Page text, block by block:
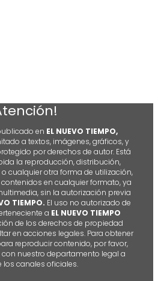
en EL NUEVO TIEMPO,
a textos, imágenes, gráficos, y
por derechos de autor. Está
la reproducción, distribución,
cualquier otra forma de utilización,
en cualquier formato, ya
sin la autorización previa
TIEMPO. El uso no autorizado de
a EL NUEVO TIEMPO
de los derechos de propiedad
en acciones legales. Para obtener
reproducir contenido, por favor,
nuestro departamento legal a
los canales oficiales.